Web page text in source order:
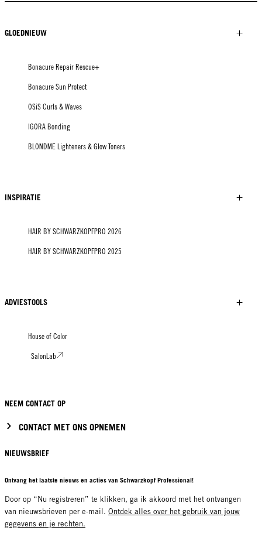
GLOEDNIEUW
Bonacure Repair Rescue+
Bonacure Sun Protect
OSiS Curls & Waves
IGORA Bonding
BLONDME Lighteners & Glow Toners
INSPIRATIE
HAIR BY SCHWARZKOPFPRO 2026
HAIR BY SCHWARZKOPFPRO 2025
ADVIESTOOLS
House of Color
SalonLab
NEEM CONTACT OP
CONTACT MET ONS OPNEMEN
NIEUWSBRIEF
Ontvang het laatste nieuws en acties van Schwarzkopf Professional!
Door op “Nu registreren” te klikken, ga ik akkoord met het ontvangen
van nieuwsbrieven per e-mail. Ontdek alles over het gebruik van jouw
gegevens en je rechten.